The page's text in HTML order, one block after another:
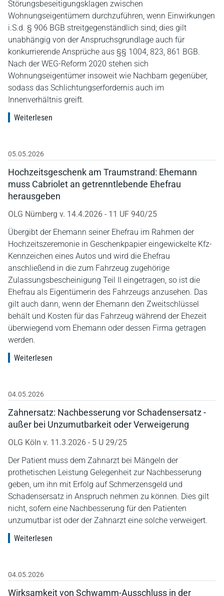
Störungsbeseitigungsklagen zwischen
Wohnungseigentümern durchzuführen, wenn Einwirkungen
i.S.d. § 906 BGB streitgegenständlich sind; dies gilt
unabhängig von der Anspruchsgrundlage auch für
konkurrierende Ansprüche aus §§ 1004, 823, 861 BGB.
Nach der WEG-Reform 2020 stehen sich
Wohnungseigentümer insoweit wie Nachbarn gegenüber,
sodass das Schlichtungserfordernis auch im
Innenverhältnis greift.
Weiterlesen
05.05.2026
Hochzeitsgeschenk am Traumstrand: Ehemann
muss Cabriolet an getrenntlebende Ehefrau
herausgeben
OLG Nürnberg v. 14.4.2026 - 11 UF 940/25
Übergibt der Ehemann seiner Ehefrau im Rahmen der
Hochzeitszeremonie in Geschenkpapier eingewickelte Kfz-
Kennzeichen eines Autos und wird die Ehefrau
anschließend in die zum Fahrzeug zugehörige
Zulassungsbescheinigung Teil II eingetragen, so ist die
Ehefrau als Eigentümerin des Fahrzeugs anzusehen. Das
gilt auch dann, wenn der Ehemann den Zweitschlüssel
behält und Kosten für das Fahrzeug während der Ehezeit
überwiegend vom Ehemann oder dessen Firma getragen
werden.
Weiterlesen
04.05.2026
Zahnersatz: Nachbesserung vor Schadensersatz -
außer bei Unzumutbarkeit oder Verweigerung
OLG Köln v. 11.3.2026 - 5 U 29/25
Der Patient muss dem Zahnarzt bei Mängeln der
prothetischen Leistung Gelegenheit zur Nachbesserung
geben, um ihn mit Erfolg auf Schmerzensgeld und
Schadensersatz in Anspruch nehmen zu können. Dies gilt
nicht, sofern eine Nachbesserung für den Patienten
unzumutbar ist oder der Zahnarzt eine solche verweigert.
Weiterlesen
04.05.2026
Wirksamkeit von Schwamm-Ausschluss in der